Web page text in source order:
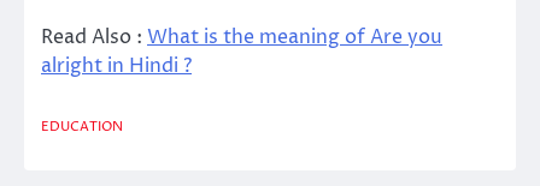
Read Also : What is the meaning of Are you
alright in Hindi ?
EDUCATION